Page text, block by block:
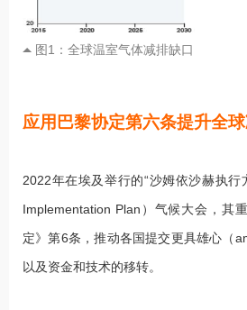
图1：全球温室气体减排缺口
应用巴黎协定第六条提升全
2022年在埃及举行的“沙姆依沙赫执行
Implementation Plan）气候大会，其
定》第6条，推动各国提交更具雄心（
以及资金和技术的移转。